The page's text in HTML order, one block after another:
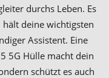
durchs Leben. Es
deine wichtigsten
Assistent. Eine
5G Hülle macht dein
schützt es auch